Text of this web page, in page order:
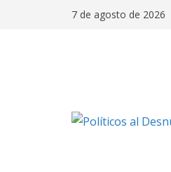
7 de agosto de 2026